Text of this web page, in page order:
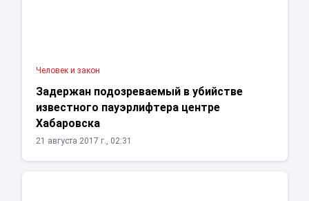
Человек и закон
Задержан подозреваемый в убийстве
известного пауэрлифтера центре
Хабаровска
21 августа 2017 г., 02:31